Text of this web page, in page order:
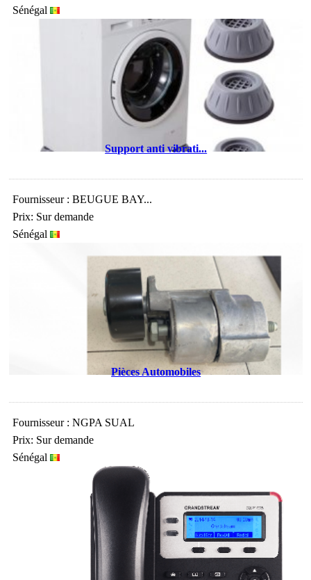
Sénégal
Support anti vibrati...
Fournisseur : BEUGUE BAY...
Prix: Sur demande
Sénégal
Pièces Automobiles
Fournisseur : NGPA SUAL
Prix: Sur demande
Sénégal